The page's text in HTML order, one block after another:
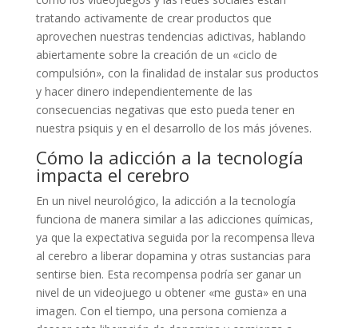
tratando activamente de crear productos que
aprovechen nuestras tendencias adictivas, hablando
abiertamente sobre la creación de un «ciclo de
compulsión», con la finalidad de instalar sus productos
y hacer dinero independientemente de las
consecuencias negativas que esto pueda tener en
nuestra psiquis y en el desarrollo de los más jóvenes.
Cómo la adicción a la tecnología
impacta el cerebro
En un nivel neurológico, la adicción a la tecnología
funciona de manera similar a las adicciones químicas,
ya que la expectativa seguida por la recompensa lleva
al cerebro a liberar dopamina y otras sustancias para
sentirse bien. Esta recompensa podría ser ganar un
nivel de un videojuego u obtener «me gusta» en una
imagen. Con el tiempo, una persona comienza a